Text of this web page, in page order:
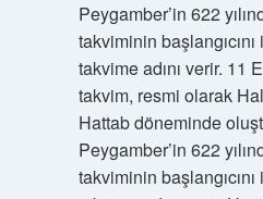
Peygamber’in 622
takviminin
takvime adını verir. 11
takvim, resmi olarak
Hattab döneminde
Peygamber’in 622
takviminin